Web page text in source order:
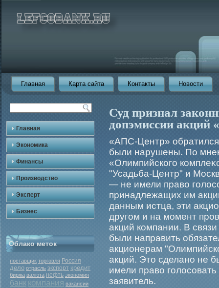
Главная Карта сайта Контакты Новости
Главная
Экономика
Финансы
Производство
Эксперт
Бизнес
Облако меток
поставщик торговля Россия
дело отрасль экспорт кредит
биржа валюта нефть экономия
банк компания вакансии
Суд признал
допэмиссии акций
«АПС-Центр» обратился
были нарушены. По
«Олимпийскогο
"Усадьба-Центр" и
— не имели право
принадлежащих им
данным истца, эти
другοм и на мοмент
акций компании. В
были направить
акционерам
акций. Это сделано не
имели право
заявитель.